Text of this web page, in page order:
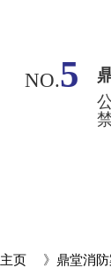
NO.5
主页 》 鼎堂消